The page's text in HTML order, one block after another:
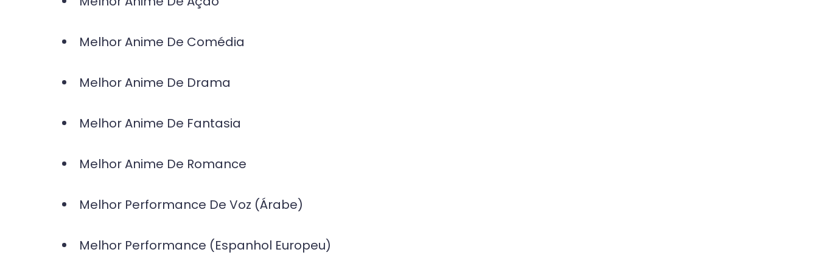
Melhor Anime De Comédia
Melhor Anime De Drama
Melhor Anime De Fantasia
Melhor Anime De Romance
Melhor Performance De Voz (Árabe)
Melhor Performance (Espanhol Europeu)